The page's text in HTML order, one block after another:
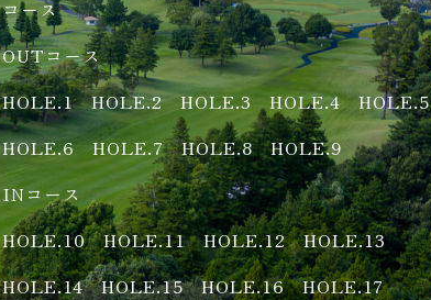
コース
OUTコース
HOLE.1
HOLE.2 HOLE.3 HOLE.4
HOLE.5
HOLE.6
HOLE.7 HOLE.8
HOLE.9
INコース
HOLE.10
HOLE.11 HOLE.12
HOLE.13
HOLE.14
HOLE.15 HOLE.16
HOLE.17